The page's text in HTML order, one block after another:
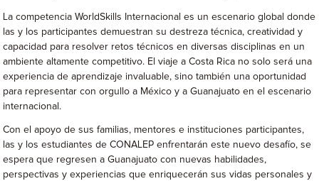
La competencia WorldSkills Internacional es un escenario global donde
las y los participantes demuestran su destreza técnica, creatividad y
capacidad para resolver retos técnicos en diversas disciplinas en un
ambiente altamente competitivo. El viaje a Costa Rica no solo será una
experiencia de aprendizaje invaluable, sino también una oportunidad
para representar con orgullo a México y a Guanajuato en el escenario
internacional.
Con el apoyo de sus familias, mentores e instituciones participantes,
las y los estudiantes de CONALEP enfrentarán este nuevo desafío, se
espera que regresen a Guanajuato con nuevas habilidades,
perspectivas y experiencias que enriquecerán sus vidas personales y